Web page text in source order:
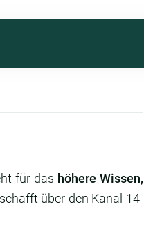
für das höhere Wissen,
über den Kanal 14-